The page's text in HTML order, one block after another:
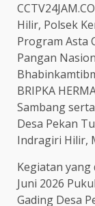
Hilir, Polsek
Program Asta
Pangan
BRIPKA
Sambang
Desa Pekan
Indragiri Hilir,
Kegiatan
Juni 2026
Gading Desa